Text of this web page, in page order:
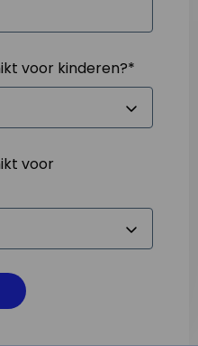
voor kinderen?*
voor